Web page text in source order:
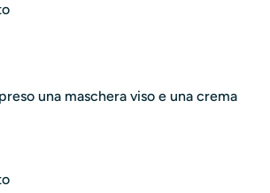
una maschera viso e una crema